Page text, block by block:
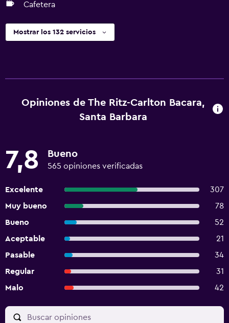
Cafetera
Mostrar los 132 servicios
Opiniones de The Ritz-Carlton Bacara,
Santa Barbara
7,8 Bueno
565 opiniones verificadas
Excelente
307
Muy bueno
78
Bueno
52
Aceptable
21
Pasable
34
Regular
31
Malo
42